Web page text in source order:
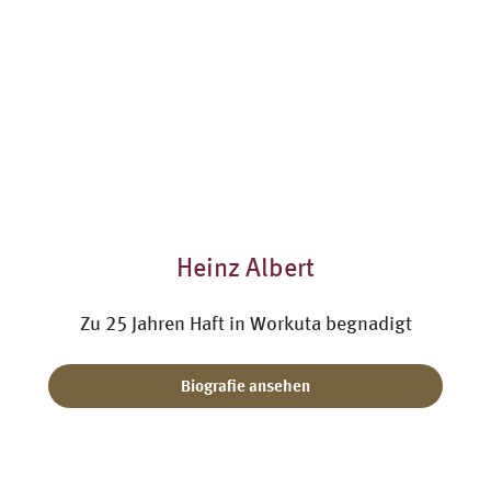
Heinz Albert
Zu 25 Jahren Haft in Workuta begnadigt
Biografie ansehen